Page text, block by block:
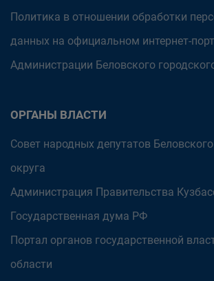
Политика в отношении обработки
данных на официальном интернет-
Администрации Беловского
ОРГАНЫ ВЛАСТИ
Совет народных депутатов
округа
Администрация Правительства
Государственная дума РФ
Портал органов государственной
области